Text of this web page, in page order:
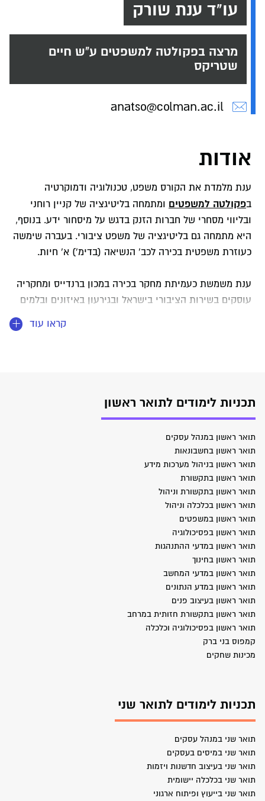
עו"ד ענת שורק
מרצה בפקולטה למשפטים ע"ש חיים
שטריקס
anatso@colman.ac.il
אודות
ענת מלמדת את הקורס משפט, טכנולוגיה ודמוקרטיה
בפקולטה למשפטים ומתמחה בליטיגציה של קניין רוחני
ובליווי מסחרי של חברות הזנק בדגש על מיסחור ידע. בנוסף,
היא מתמחה גם בליטיגציה של משפט ציבורי. בעברה שימשה
כעוזרת משפטית בכירה לכב' הנשיאה (בדימ') א' חיות.
ענת משמשת כעמיתת מחקר בכירה במכון ברנדייס ומחקריה
עוסקים בשירות הציבורי בישראל ובגירעון באיזונים ובלמים
בדמוקרטיה בישראל. בוגרת תואר ראשון (בהצטיינות) ותואר
שני מחקרי (בהצטיינות יתרה) מאוניברסיטת בר אילן. מחקרה
קראו עוד
תכניות לימודים לתואר ראשון
תואר ראשון במנהל עסקים
תואר ראשון בחשבונאות
תואר ראשון בניהול מערכות מידע
תואר ראשון בתקשורת
תואר ראשון בתקשורת וניהול
תואר ראשון בכלכלה וניהול
תואר ראשון במשפטים
תואר ראשון בפסיכולוגיה
תואר ראשון במדעי ההתנהגות
תואר ראשון בחינוך
תואר ראשון במדעי המחשב
תואר ראשון במדע הנתונים
תואר ראשון בעיצוב פנים
תואר ראשון בתקשורת חזותית במרחב
תואר ראשון בפסיכולוגיה וכלכלה
קמפוס בני ברק
מכינות שחקים
תכניות לימודים לתואר שני
תואר שני במנהל עסקים
תואר שני במיסים בעסקים
תואר שני בעיצוב חדשנות ויזמות
תואר שני בכלכלה יישומית
תואר שני בייעוץ ופיתוח ארגוני